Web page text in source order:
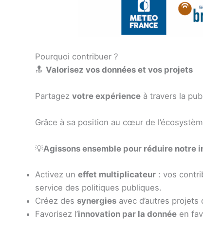
Pourquoi contribuer ?
🔝 Valorisez vos données et vos projets
Partagez votre expérience à travers la
Grâce à sa position au cœur de
💡Agissons ensemble pour réduire notre
Activez un effet multiplicateur : vos
service des politiques publiques.
Créez des synergies avec d’autres
Favorisez l’innovation par la donnée en